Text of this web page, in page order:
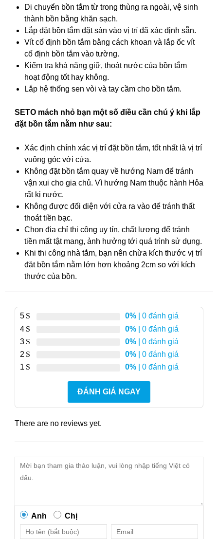
Di chuyển bồn tắm từ trong thùng ra ngoài, vệ sinh
thành bồn bằng khăn sạch.
Lắp đặt bồn tắm đặt sàn vào vị trí đã xác định sẵn.
Vít cố định bồn tắm bằng cách khoan và lắp ốc vít
cố định bồn tắm vào tường.
Kiểm tra khả năng giữ, thoát nước của bồn tắm
hoạt động tốt hay không.
Lắp hệ thống sen vòi và tay cầm cho bồn tắm.
SETO mách nhỏ bạn một số điều cần chú ý khi lắp
đặt bồn tắm nằm như sau:
Xác định chính xác vị trí đặt bồn tắm, tốt nhất là vị trí
vuông góc với cửa.
Không đặt bồn tắm quay về hướng Nam để tránh
vận xui cho gia chủ. Vì hướng Nam thuộc hành Hỏa
rất kị nước.
Không được đối diện với cửa ra vào để tránh thất
thoát tiền bạc.
Chọn địa chỉ thi công uy tín, chất lượng để tránh
tiền mất tật mang, ảnh hưởng tới quá trình sử dụng.
Khi thi công nhà tắm, bạn nên chừa kích thước vị trí
đặt bồn tắm nằm lớn hơn khoảng 2cm so với kích
thước của bồn.
5 0% | 0 đánh giá
4
0% | 0 đánh giá
3
0% | 0 đánh giá
2
0% | 0 đánh giá
1
0% | 0 đánh giá
ĐÁNH GIÁ NGAY
There are no reviews yet.
Anh Chị